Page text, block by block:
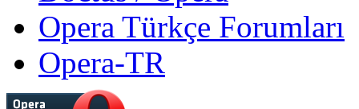
Opera Türkçe Forumları
Opera-TR